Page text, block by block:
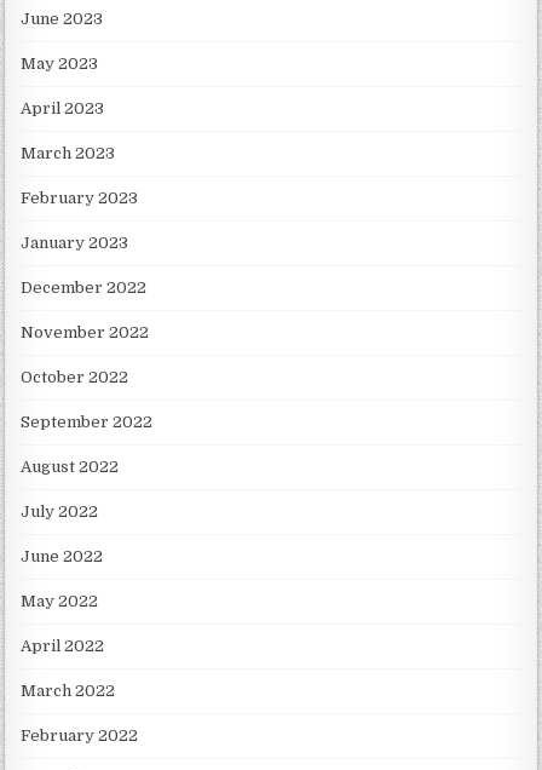
June 2023
May 2023
April 2023
March 2023
February 2023
January 2023
December 2022
November 2022
October 2022
September 2022
August 2022
July 2022
June 2022
May 2022
April 2022
March 2022
February 2022